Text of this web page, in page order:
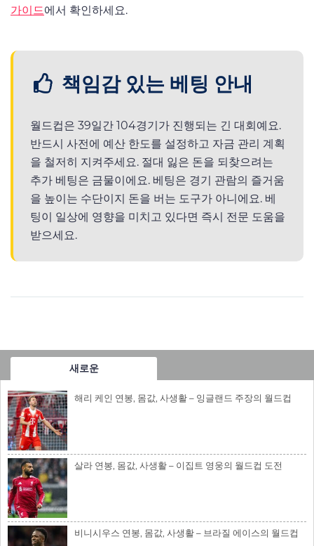
가이드에서 확인하세요.
책임감 있는 베팅 안내
월드컵은 39일간 104경기가 진행되는 긴 대회예요.
반드시 사전에 예산 한도를 설정하고 자금 관리 계획
을 철저히 지켜주세요. 절대 잃은 돈을 되찾으려는
추가 베팅은 금물이에요. 베팅은 경기 관람의 즐거움
을 높이는 수단이지 돈을 버는 도구가 아니에요. 베
팅이 일상에 영향을 미치고 있다면 즉시 전문 도움을
받으세요.
새로운
해리 케인 연봉, 몸값, 사생활 – 잉글랜드 주장의 월드컵
살라 연봉, 몸값, 사생활 – 이집트 영웅의 월드컵 도전
비니시우스 연봉, 몸값, 사생활 – 브라질 에이스의 월드컵